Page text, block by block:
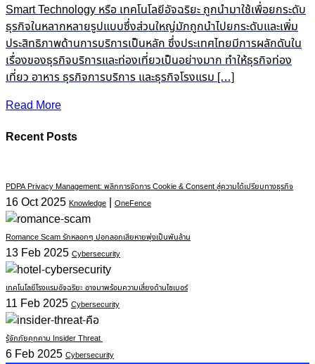
Smart Technology หรือ เทคโนโลยีอัจฉริยะ ถูกนำมาใช้เพื่อยกระดับ
ธุรกิจในหลากหลายรูปแบบซึ่งส่วนใหญ่มักถูกนำไปยกระดับและเพิ่ม
ประสิทธิภาพด้านการบริการเป็นหลัก ซึ่งประเทศไทยมีการผลักดันใน
เรื่องของธุรกิจบริการและท่องเที่ยวเป็นอย่างมาก ทำให้ธุรกิจท่อง
เที่ยว อาหาร ธุรกิจการบริการ และธุรกิจโรงแรม […]
Read More
Recent Posts
PDPA Privacy Management: พลิกการจัดการ Cookie & Consent สู่ความได้เปรียบทางธุรกิจ
16 Oct 2025 Knowledge | OneFence
Romance Scam รักหลอกๆ ปอกลอกเสียหายพุ่งเป็นพันล้าน
13 Feb 2025 Cybersecurity
เทคโนโลยีโรงแรมอัจฉริยะ อาจมาพร้อมความเสี่ยงด้านไซเบอร์
11 Feb 2025 Cybersecurity
รู้จักภัยคุกคาม Insider Threat
6 Feb 2025 Cybersecurity